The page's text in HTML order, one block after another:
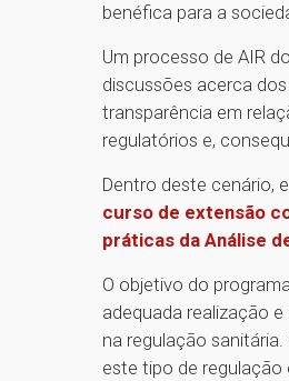
benéfica para a
Um processo de AIR
discussões acerca
transparência em
regulatórios e,
Dentro deste cenário,
curso de extensão
práticas da Análise
O objetivo do
adequada realização
na regulação
este tipo de regulação